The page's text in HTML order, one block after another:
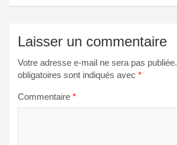
Laisser un commentaire
Votre adresse e-mail ne sera pas publiée.
obligatoires sont indiqués avec *
Commentaire *